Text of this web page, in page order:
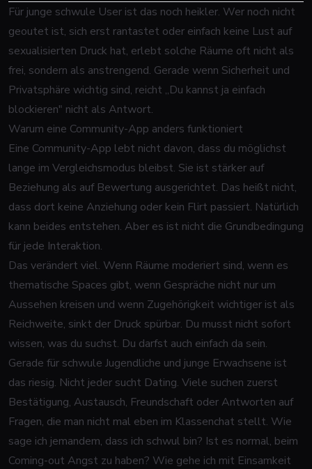
Für junge schwule User ist das noch heikler. Wer noch nicht
geoutet ist, sich erst rantastet oder einfach keine Lust auf
sexualisierten Druck hat, erlebt solche Räume oft nicht als
frei, sondern als anstrengend. Gerade wenn Sicherheit und
Privatsphäre wichtig sind, reicht „Du kannst ja einfach
blockieren" nicht als Antwort.
Warum eine Community-App anders funktioniert
Eine Community-App lebt nicht davon, dass du möglichst
lange im Vergleichsmodus bleibst. Sie ist stärker auf
Beziehung als auf Bewertung ausgerichtet. Das heißt nicht,
dass dort keine Anziehung oder kein Flirt passiert. Natürlich
kann beides entstehen. Aber es ist nicht die Grundbedingung
für jede Interaktion.
Das verändert viel. Wenn Räume moderiert sind, wenn es
thematische Spaces gibt, wenn Gespräche nicht nur um
Aussehen kreisen und wenn Zugehörigkeit wichtiger ist als
Reichweite, sinkt der Druck spürbar. Du musst nicht sofort
wissen, was du suchst. Du darfst auch einfach da sein.
Gerade für schwule Jugendliche und junge Erwachsene ist
das riesig. Nicht jeder sucht Dating. Viele suchen zuerst
Bestätigung, Austausch, Freundschaft oder Antworten auf
Fragen, die man nicht mal eben im Klassenchat stellt. Wie
sage ich jemandem, dass ich schwul bin? Ist es normal, beim
Coming-out Angst zu haben? Wie gehe ich mit Einsamkeit